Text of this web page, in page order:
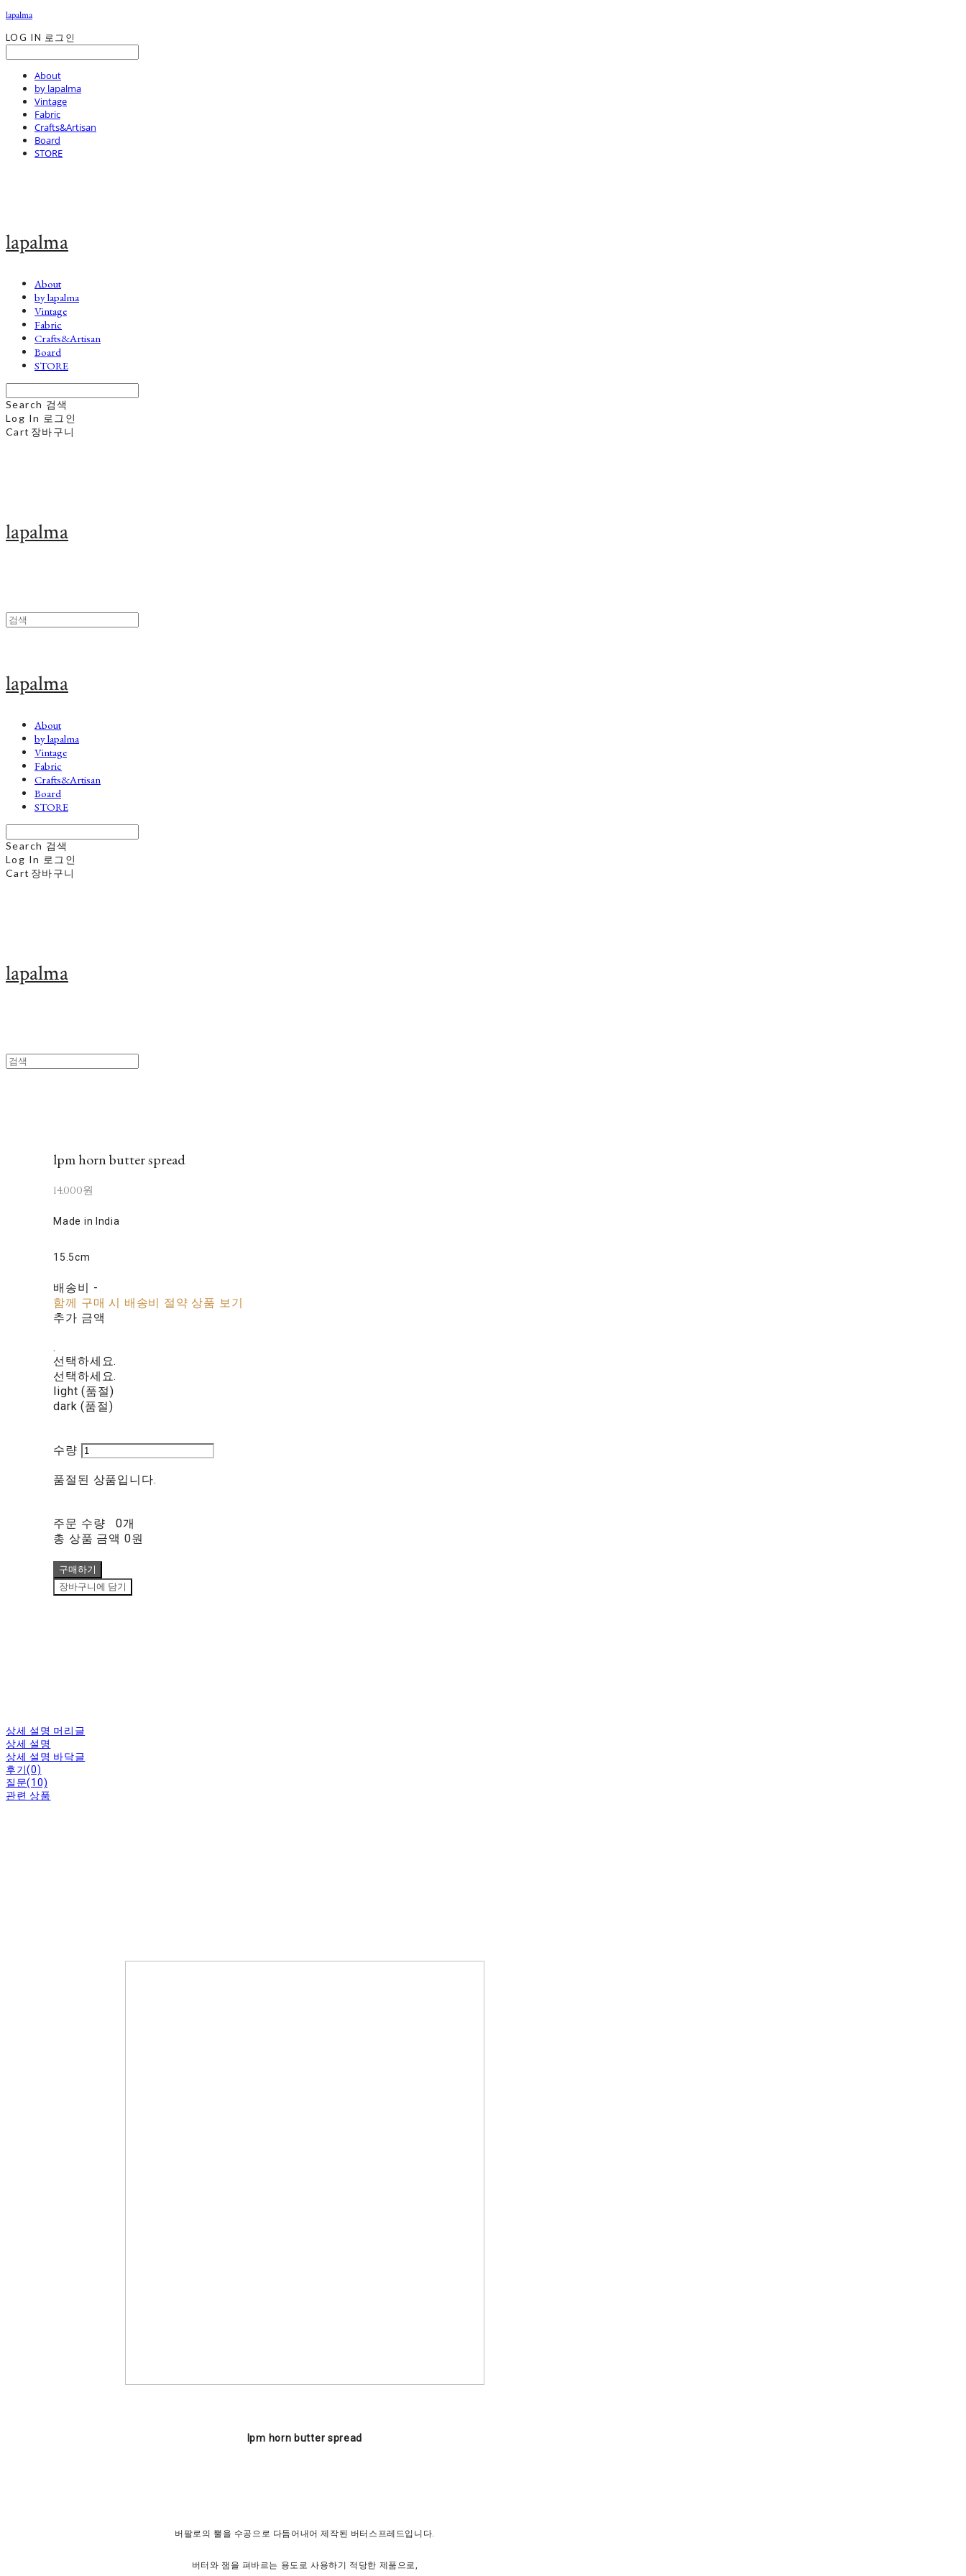
lapalma
LOG IN 로그인
About
by lapalma
Vintage
Fabric
Crafts&Artisan
Board
STORE
lapalma
About
by lapalma
Vintage
Fabric
Crafts&Artisan
Board
STORE
Search 검색
Log In 로그인
Cart 장바구니
lapalma
lapalma
About
by lapalma
Vintage
Fabric
Crafts&Artisan
Board
STORE
Search 검색
Log In 로그인
Cart 장바구니
lapalma
lpm horn butter spread
14,000원
Made in India
15.5cm
배송비 -
함께 구매 시 배송비 절약 상품 보기
추가 금액
.
선택하세요.
선택하세요.
light (품절)
dark (품절)
수량
품절된 상품입니다.
주문 수량
0개
총 상품 금액 0원
구매하기
장바구니에 담기
상세 설명 머리글
상세 설명
상세 설명 바닥글
후기(0)
질문(10)
관련 상품
lpm horn butter spread
버팔로의 뿔을 수공으로 다듬어내어 제작된 버터스프레드입니다.
버터와 잼을 펴바르는 용도로 사용하기 적당한 제품으로,